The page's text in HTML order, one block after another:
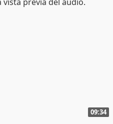
09:34